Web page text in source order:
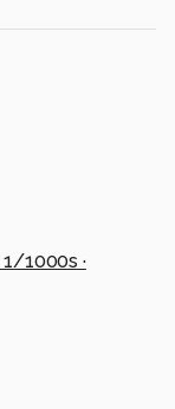
1/1000s ·